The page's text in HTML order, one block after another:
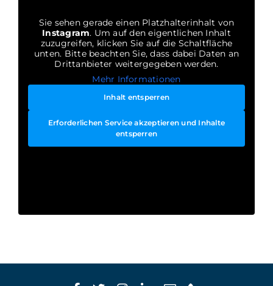
Sie sehen gerade einen Platzhalterinhalt von
Instagram. Um auf den eigentlichen Inhalt
zuzugreifen, klicken Sie auf die Schaltfläche
unten. Bitte beachten Sie, dass dabei Daten an
Drittanbieter weitergegeben werden.
Mehr Informationen
Inhalt entsperren
Erforderlichen Service akzeptieren und Inhalte
entsperren